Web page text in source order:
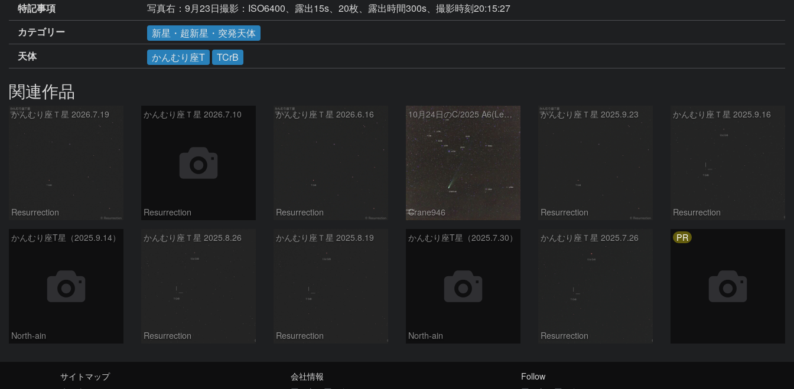
特記事項
写真右：9月23日撮影：ISO6400、露出15s、20枚、露出時間300s、撮影時刻20:15:27
カテゴリー
新星・超新星・突発天体
天体
かんむり座T TCrB
関連作品
かんむり座Ｔ星 2026.7.19
Resurrection
かんむり座Ｔ星 2026.7.10
Resurrection
かんむり座Ｔ星 2026.6.16
Resurrection
10月24日のC/2025 A6(Lemmon)とT CrB
Crane946
かんむり座Ｔ星 2025.9.23
Resurrection
かんむり座Ｔ星 2025.9.16
Resurrection
かんむり座T星（2025.9.14）
North-ain
かんむり座Ｔ星 2025.8.26
Resurrection
かんむり座Ｔ星 2025.8.19
Resurrection
かんむり座T星（2025.7.30）
North-ain
かんむり座Ｔ星 2025.7.26
Resurrection
PR
サイトマップ
会社情報
Follow